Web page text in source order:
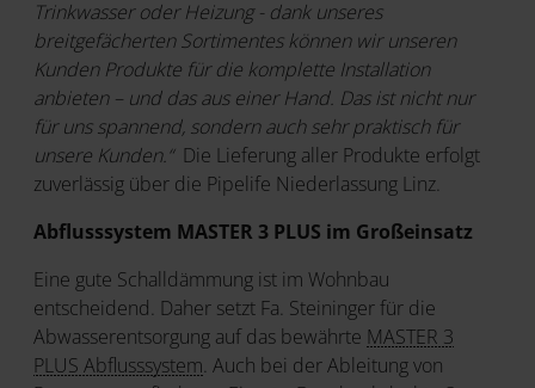
Trinkwasser oder Heizung - dank unseres
breitgefächerten Sortimentes können wir unseren
Kunden Produkte für die komplette Installation
anbieten – und das aus einer Hand. Das ist nicht nur
für uns spannend, sondern auch sehr praktisch für
unsere Kunden.“ Die Lieferung aller Produkte erfolgt
zuverlässig über die Pipelife Niederlassung Linz.
Abflusssystem MASTER 3 PLUS im Großeinsatz
Eine gute Schalldämmung ist im Wohnbau
entscheidend. Daher setzt Fa. Steininger für die
Abwasserentsorgung auf das bewährte MASTER 3
PLUS Abflusssystem. Auch bei der Ableitung von